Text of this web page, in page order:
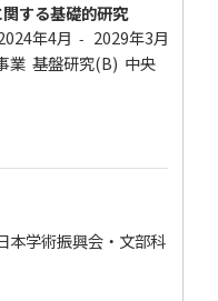
する基礎的研究
年4月 - 2029年3月
業 基盤研究(B) 中央
本学術振興会・文部科